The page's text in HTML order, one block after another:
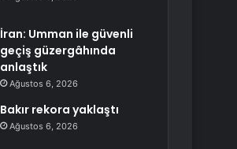
İran: Umman ile güvenli
geçiş güzergâhında
anlaştık
Ağustos 6, 2026
Bakır rekora yaklaştı
Ağustos 6, 2026